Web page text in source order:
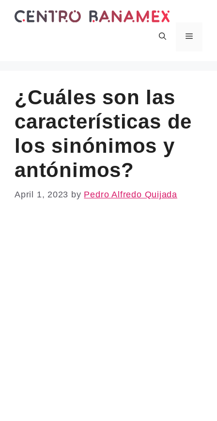
Menu
¿Cuáles son las
características de
los sinónimos y
antónimos?
April 1, 2023 by Pedro Alfredo Quijada